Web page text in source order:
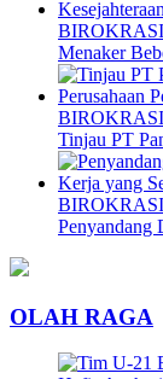
Menaker
Tinjau PT
Penyandang
OLAH RAGA